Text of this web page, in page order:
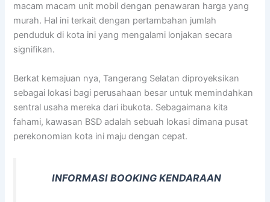
macam macam unit mobil dengan penawaran harga yang
murah. Hal ini terkait dengan pertambahan jumlah
penduduk di kota ini yang mengalami lonjakan secara
signifikan.
Berkat kemajuan nya, Tangerang Selatan diproyeksikan
sebagai lokasi bagi perusahaan besar untuk memindahkan
sentral usaha mereka dari ibukota. Sebagaimana kita
fahami, kawasan BSD adalah sebuah lokasi dimana pusat
perekonomian kota ini maju dengan cepat.
INFORMASI BOOKING KENDARAAN